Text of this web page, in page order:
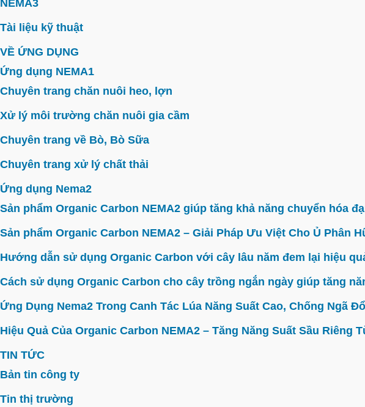
NEMA3
Tài liệu kỹ thuật
VỀ ỨNG DỤNG
Ứng dụng NEMA1
Chuyên trang chăn nuôi heo, lợn
Xử lý môi trường chăn nuôi gia cầm
Chuyên trang về Bò, Bò Sữa
Chuyên trang xử lý chất thải
Ứng dụng Nema2
Sản phẩm Organic Carbon NEMA2 giúp tăng khả năng chuyển hóa
Sản phẩm Organic Carbon NEMA2 – Giải Pháp Ưu Việt Cho Ủ Phân
Hướng dẫn sử dụng Organic Carbon với cây lâu năm đem lại hiệu
Cách sử dụng Organic Carbon cho cây trồng ngắn ngày giúp tăng
Ứng Dụng Nema2 Trong Canh Tác Lúa Năng Suất Cao, Chống Ngã Đổ
Hiệu Quả Của Organic Carbon NEMA2 – Tăng Năng Suất Sầu Riêng
TIN TỨC
Bản tin công ty
Tin thị trường